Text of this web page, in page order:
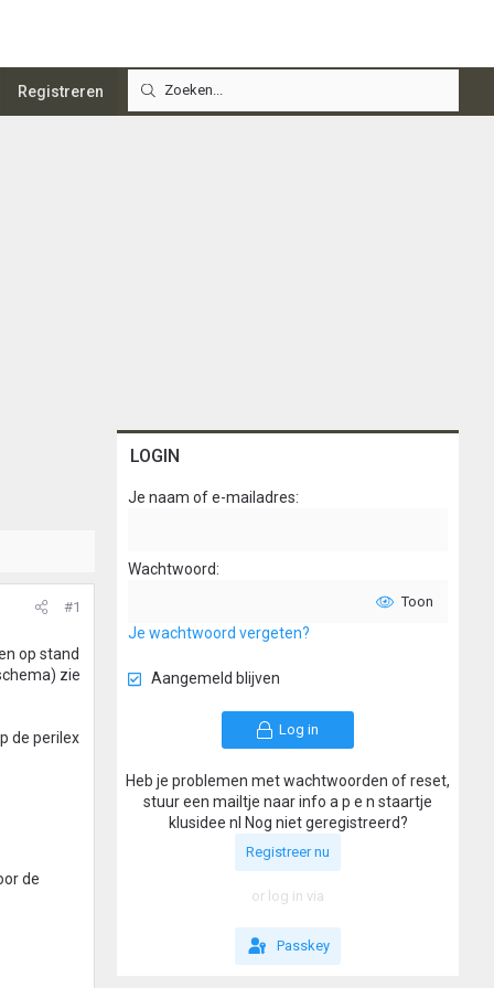
Registreren
#1
op stand
zie
de perilex
de
LOGIN
Je naam of e-mailadres
Wachtwoord
Toon
Je wachtwoord vergeten?
Aangemeld blijven
Log in
Heb je problemen met wachtwoorden of reset,
stuur een mailtje naar info a p e n staartje
klusidee nl Nog niet geregistreerd?
Registreer nu
or log in via
Passkey